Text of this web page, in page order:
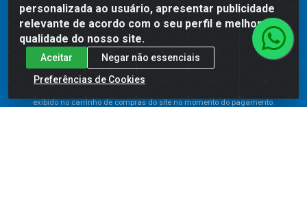
personalizada ao usuário, apresentar publicidade
relevante de acordo com o seu perfil e melhorar a
qualidade do nosso site.
Aceitar
Negar não essenciais
Preferências de Cookies
Preços, promoções, condições de pagamento e frete são válidos
para compras realizadas exclusivamente pelo site. Caso haja
exibido no carrinho de compras do site no momento do pagamento.